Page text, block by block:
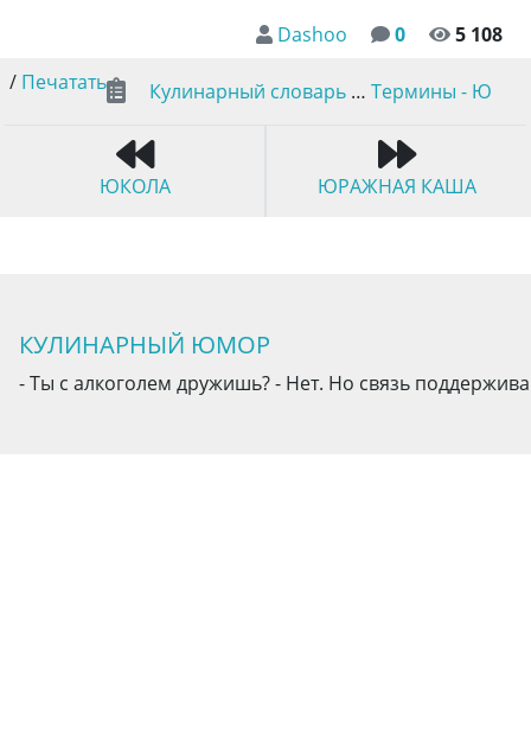
Dashoo
0
5 108
/ Печатать Кулинарный словарь … Термины - Ю
ЮКОЛА ЮРАЖНАЯ КАША
КУЛИНАРНЫЙ ЮМОР
- Ты с алкоголем дружишь? - Нет. Но связь